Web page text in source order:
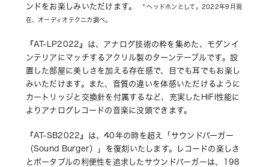
ンドをお楽しみいただけます。
* ヘッドホンとして。2022年9月現
在、オーディオテクニカ調べ。
『AT-LP2022』は、アナログ技術の粋を集めた、モダンイ
ンテリアにマッチするアクリル製のターンテーブルです。設
置した部屋に美しさを加える存在感で、目でも耳でもお楽し
みいただけます。また、音質の違いを体感いただけるように
カートリッジと交換針を付属するなど、充実したHiFi性能に
よりアナログレコードの音楽に没頭できます。
『AT-SB2022』は、40年の時を超え「サウンドバーガー
（Sound Burger）」を復刻いたします。レコードの楽しさ
とポータブルの利便性を追求したサウンドバーガーは、198